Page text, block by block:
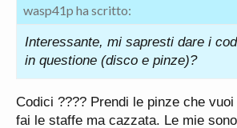
wasp41p ha scritto:
Interessante, mi sapresti dare i
in questione (disco e pinze)?
Codici ???? Prendi le pinze che
fai le staffe ma cazzata. Le mie